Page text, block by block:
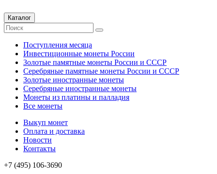
Каталог
Поступления месяца
Инвестиционные монеты России
Золотые памятные монеты России и СССР
Серебряные памятные монеты России и СССР
Золотые иностранные монеты
Серебряные иностранные монеты
Монеты из платины и палладия
Все монеты
Выкуп монет
Оплата и доставка
Новости
Контакты
+7 (495) 106-3690